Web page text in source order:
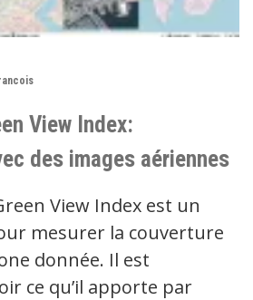
View Index:
des images aériennes
View Index est un
mesurer la couverture
donnée. Il est
ce qu’il apporte par